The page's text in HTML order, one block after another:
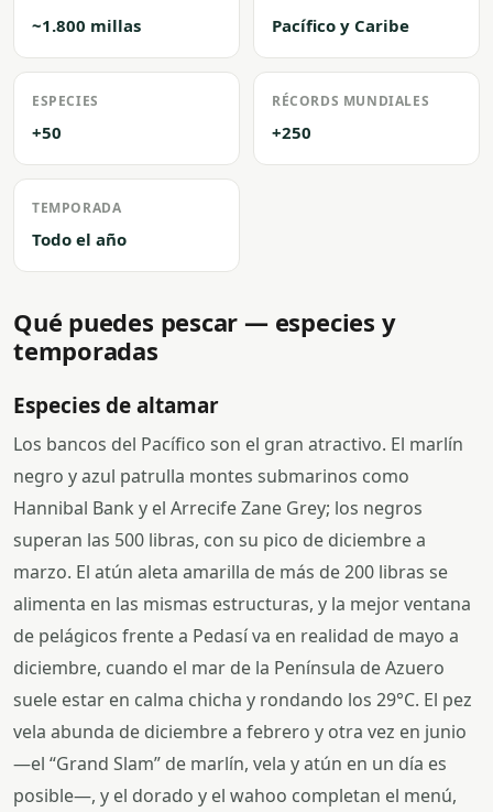
~1.800 millas Pacífico y Caribe
ESPECIES
+50
RÉCORDS MUNDIALES
+250
TEMPORADA
Todo el año
Qué puedes pescar — especies y
temporadas
Especies de altamar
Los bancos del Pacífico son el gran atractivo. El marlín
negro y azul patrulla montes submarinos como
Hannibal Bank y el Arrecife Zane Grey; los negros
superan las 500 libras, con su pico de diciembre a
marzo. El atún aleta amarilla de más de 200 libras se
alimenta en las mismas estructuras, y la mejor ventana
de pelágicos frente a Pedasí va en realidad de mayo a
diciembre, cuando el mar de la Península de Azuero
suele estar en calma chicha y rondando los 29°C. El pez
vela abunda de diciembre a febrero y otra vez en junio
—el “Grand Slam” de marlín, vela y atún en un día es
posible—, y el dorado y el wahoo completan el menú,